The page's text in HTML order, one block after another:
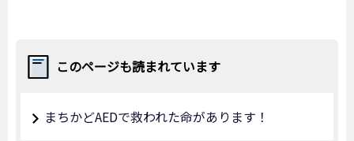
このページも読まれています
まちかどAEDで救われた命があります！